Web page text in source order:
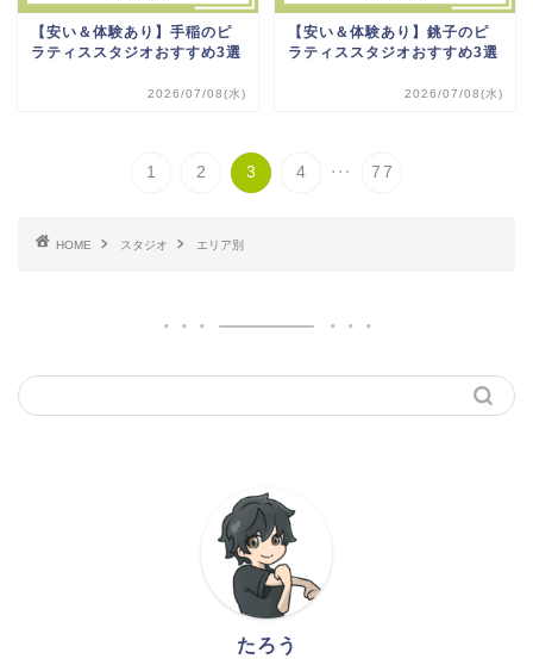
【安い＆体験あり】手稲のピ
ラティススタジオおすすめ3選
2026/07/08(水)
【安い＆体験あり】銚子のピ
ラティススタジオおすすめ3選
2026/07/08(水)
1 2 3 4 ... 77
HOME スタジオ エリア別
たろう